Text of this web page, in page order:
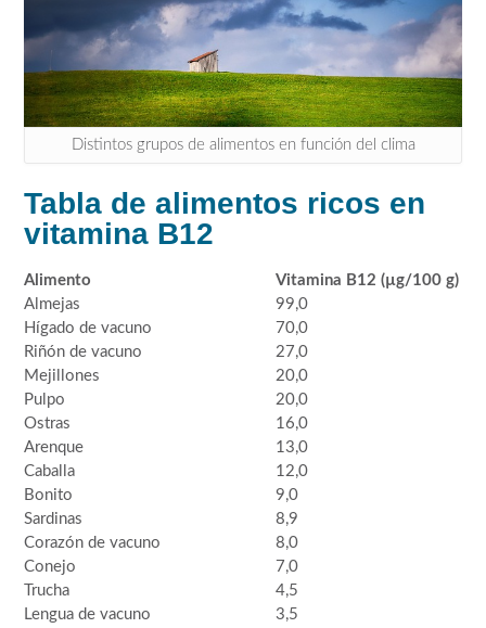
Distintos grupos de alimentos en función del clima
Tabla de alimentos ricos en
vitamina B12
Alimento
Vitamina B12 (µg/100 g)
Almejas
99,0
Hígado de vacuno
70,0
Riñón de vacuno
27,0
Mejillones
20,0
Pulpo
20,0
Ostras
16,0
Arenque
13,0
Caballa
12,0
Bonito
9,0
Sardinas
8,9
Corazón de vacuno
8,0
Conejo
7,0
Trucha
4,5
Lengua de vacuno
3,5